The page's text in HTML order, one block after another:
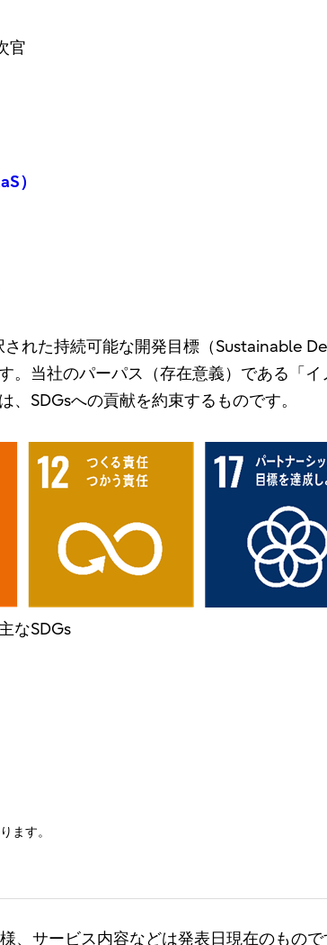
官
）
れた持続可能な開発目標（Sustainable
。当社のパーパス（存在意義）である「
、SDGsへの貢献を約束するものです。
なSDGs
ます。
、サービス内容などは発表日現在のもの